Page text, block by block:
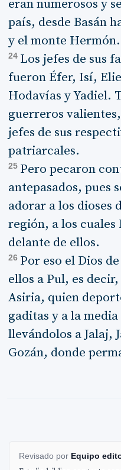
eran numerosos y
país, desde Basán
y el monte Hermón.
24 Los jefes de sus
fueron Éfer, Isí,
Hodavías y Yadiel.
guerreros
jefes de sus
patriarcales.
25 Pero pecaron
antepasados, pues
adorar a los dioses
región, a los
delante de ellos.
26 Por eso el Dios
ellos a Pul, es
Asiria, quien
gaditas y a la
llevándolos a Jalaj,
Gozán, donde
Revisado por Equipo